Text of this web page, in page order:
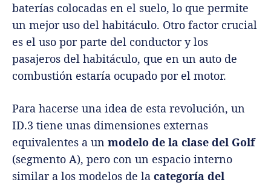
baterías colocadas en el suelo, lo que permite
un mejor uso del habitáculo. Otro factor crucial
es el uso por parte del conductor y los
pasajeros del habitáculo, que en un auto de
combustión estaría ocupado por el motor.
Para hacerse una idea de esta revolución, un
ID.3 tiene unas dimensiones externas
equivalentes a un modelo de la clase del Golf
(segmento A), pero con un espacio interno
similar a los modelos de la categoría del